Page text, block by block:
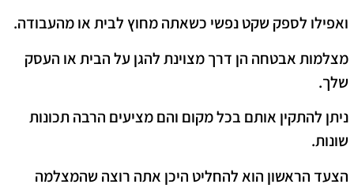
ואפילו לספק שקט נפשי כשאתה מחוץ לבית או מהעבודה.
מצלמות אבטחה הן דרך מצוינת להגן על הבית או העסק
שלך.
ניתן להתקין אותם בכל מקום והם מציעים הרבה תכונות
שונות.
הצעד הראשון הוא להחליט היכן אתה רוצה שהמצלמה